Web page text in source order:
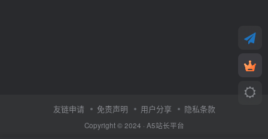
友链申请 免责声明 用户分享 隐私条款
Copyright © 2024 · A5站长平台